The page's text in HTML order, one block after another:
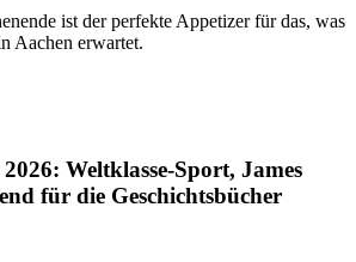
ist der perfekte Appetizer für das, was
Aachen erwartet.
Weltklasse-Sport, James
für die Geschichtsbücher